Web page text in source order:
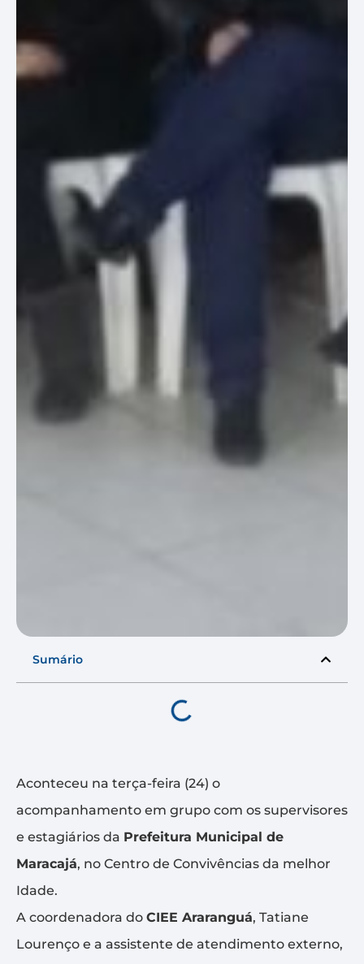
Sumário
Aconteceu na terça-feira (24) o
acompanhamento em grupo com os supervisores
e estagiários da Prefeitura Municipal de
Maracajá, no Centro de Convivências da melhor
Idade.
A coordenadora do CIEE Araranguá, Tatiane
Lourenço e a assistente de atendimento externo,